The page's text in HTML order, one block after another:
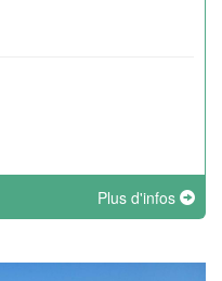
Plus d'infos